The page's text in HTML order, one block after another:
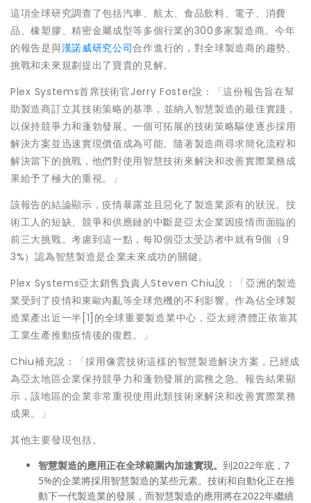
這項全球研究調查了包括汽車、 航太、 食品飲料、電子、消費
品、橡塑膠 、精密金屬成型等多個行業的300多家製造商。今年
的報告是與漢諾威研究公司合作進行的，對全球製造商的趨勢、
挑戰和未來規劃提出了寶貴的見解。
Plex Systems首席技術官Jerry Foster說：「這份報告旨在幫
助製造商訂立其技術策略的基準，並納入智慧製造的最佳實踐，
以保持競爭力和蓬勃發展。一個可拓展的技術策略驅使逐步採用
解決方案並迅速實現價值成為可能。隨著製造商尋求簡化流程和
解決當下的挑戰，他們對使用智慧技術來解決和改善實際業務成
果給予了極大的重視。」
該報告的結論顯示，疫情暴露並且惡化了製造業原有的狀況。技
術工人的短缺、競爭和供應鏈的中斷是亞太企業因疫情而面臨的
前三大挑戰。考慮到這一點，每10個亞太受訪者中就有9個（9
3%）認為智慧製造是企業未來成功的關鍵。
Plex Systems亞太銷售負責人Steven Chiu說：「亞洲的製造
業受到了疫情和東歐內亂等全球危機的不利影響。作為佔全球製
造業產出近一半[1]的全球重要製造業中心，亞太經濟體正依靠其
工業生產推動疫情後的復甦。」
Chiu補充說：「採用像雲技術這樣的智慧製造解決方案，已經成
為亞太地區企業保持競爭力和蓬勃發展的當務之急。報告結果顯
示，該地區的企業非常重視使用此類技術來解決和改善實際業務
成果。」
其他主要發現包括。
智慧製造的應用正在全球範圍內加速實現。 到2022年底，7
5%的企業將採用智慧製造的某些元素。技術和自動化正在推
動下一代製造業的發展，而智慧製造的應用將在2022年繼續